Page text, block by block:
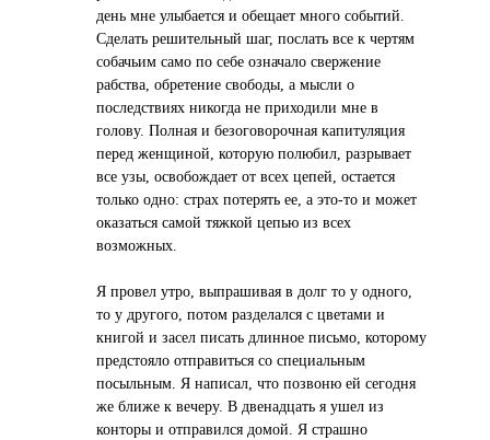
день мне улыбается и обещает много событий.
Сделать решительный шаг, послать все к чертям
собачьим само по себе означало свержение
рабства, обретение свободы, а мысли о
последствиях никогда не приходили мне в
голову. Полная и безоговорочная капитуляция
перед женщиной, которую полюбил, разрывает
все узы, освобождает от всех цепей, остается
только одно: страх потерять ее, а это-то и может
оказаться самой тяжкой цепью из всех
возможных.
Я провел утро, выпрашивая в долг то у одного,
то у другого, потом разделался с цветами и
книгой и засел писать длинное письмо, которому
предстояло отправиться со специальным
посыльным. Я написал, что позвоню ей сегодня
же ближе к вечеру. В двенадцать я ушел из
конторы и отправился домой. Я страшно